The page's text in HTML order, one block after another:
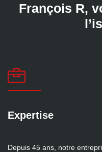
François R,

Expertise
Depuis 45 ans, notre